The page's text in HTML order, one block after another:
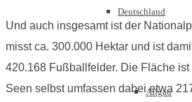
Deutschland
Allgäu
Und auch insgesamt ist der
misst ca. 300.000 Hektar und ist
420.168 Fußballfelder. Die Fläche
Seen selbst umfassen dabei etwa